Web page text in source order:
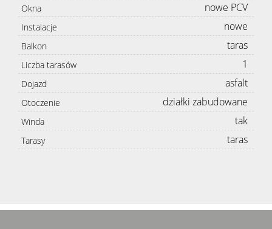
Okna nowe PCV
Instalacje nowe
Balkon taras
Liczba tarasów 1
Dojazd asfalt
Otoczenie działki zabudowane
Winda tak
Tarasy taras